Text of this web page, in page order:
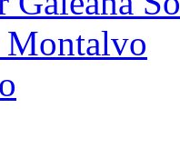
Montalvo